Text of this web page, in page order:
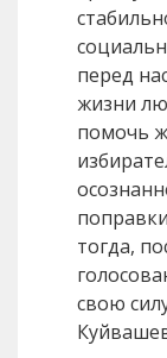
перед
жизни
помочь
тогда,
свою